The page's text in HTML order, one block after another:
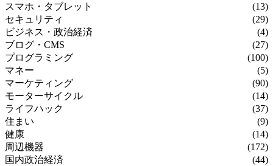
スマホ・タブレット
(13)
セキュリティ
(29)
ビジネス・政治経済
(4)
ブログ・CMS
(27)
プログラミング
(100)
マネー
(5)
マーケティング
(90)
モーターサイクル
(14)
ライフハック
(37)
住まい
(9)
健康
(14)
周辺機器
(172)
国内政治経済
(44)